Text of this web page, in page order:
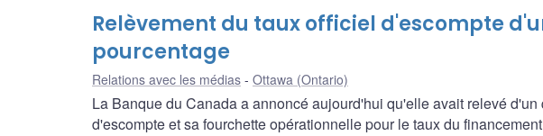
Relèvement du taux officiel d'escompte
pourcentage
Relations avec les médias Ottawa (Ontario)
La Banque du Canada a annoncé aujourd'hui qu'elle avait relevé
d'escompte et sa fourchette opérationnelle pour le taux du